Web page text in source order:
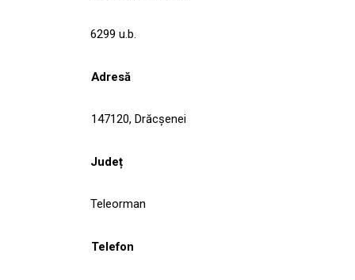
6299 u.b.
Adresă
147120, Drăcşenei
Județ
Teleorman
Telefon